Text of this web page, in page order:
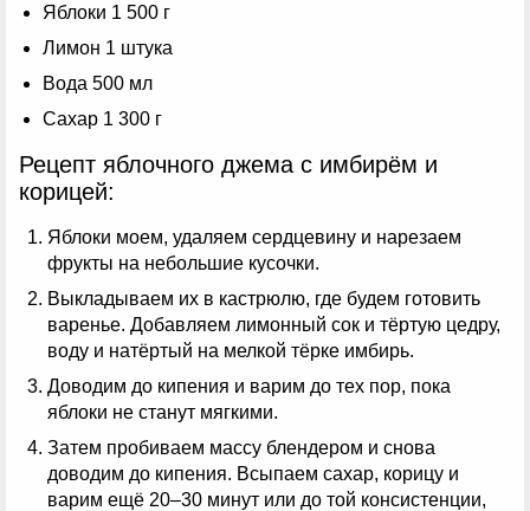
Яблоки 1 500 г
Лимон 1 штука
Вода 500 мл
Сахар 1 300 г
Рецепт яблочного джема с имбирём и
корицей:
Яблоки моем, удаляем сердцевину и нарезаем
фрукты на небольшие кусочки.
Выкладываем их в кастрюлю, где будем готовить
варенье. Добавляем лимонный сок и тёртую цедру,
воду и натёртый на мелкой тёрке имбирь.
Доводим до кипения и варим до тех пор, пока
яблоки не станут мягкими.
Затем пробиваем массу блендером и снова
доводим до кипения. Всыпаем сахар, корицу и
варим ещё 20–30 минут или до той консистенции,